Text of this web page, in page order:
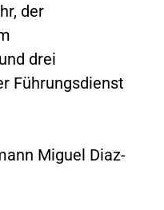
der
drei
Führungsdienst
Miguel Diaz-